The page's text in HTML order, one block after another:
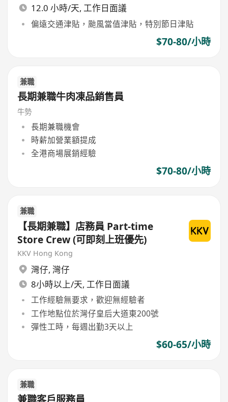
12.0 小時/天, 工作日面議
偏遠交通津貼，颱風當值津貼，特別節日津貼
$70-80/小時
兼職
長期兼職牛肉凍品銷售員
牛勢
長期兼職機會
時薪加營業額提成
全港商場展銷經驗
$70-80/小時
兼職
【長期兼職】店務員 Part-time
Store Crew (可即刻上班優先)
KKV Hong Kong
灣仔, 灣仔
8小時以上/天, 工作日面議
工作經驗無要求，歡迎無經驗者
工作地點位於灣仔皇后大道東200號
彈性工時，每週出勤3天以上
$60-65/小時
兼職